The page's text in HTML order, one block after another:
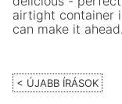
airtight container
can make it ahead.
< ÚJABB ÍRÁSOK